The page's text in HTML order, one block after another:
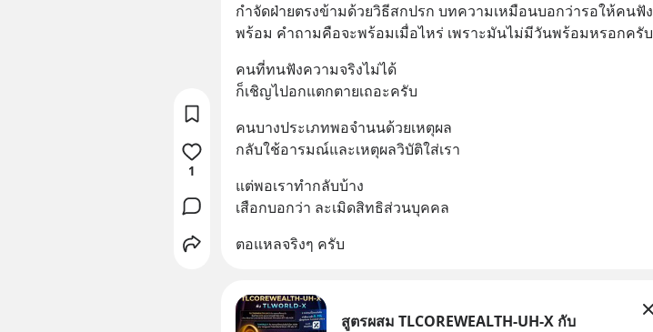
กำจัดฝ่ายตรงข้ามด้วยวิธีสกปรก บทความเหมือนบอกว่ารอให้คนฟัง
พร้อม คำถามคือจะพร้อมเมื่อไหร่ เพราะมันไม่มีวันพร้อมหรอกครับ
คนที่ทนฟังความจริงไม่ได้
ก็เชิญไปอกแตกตายเถอะครับ
คนบางประเภทพอจำนนด้วยเหตุผล
กลับใช้อารมณ์และเหตุผลวิบัติใส่เรา
แต่พอเราทำกลับบ้าง
เสือกบอกว่า ละเมิดสิทธิส่วนบุคคล
ตอแหลจริงๆ ครับ
1
สูตรผสม TLCOREWEALTH-UH-X กับ